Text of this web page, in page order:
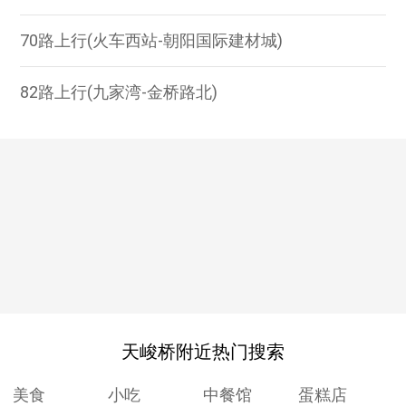
70路上行(火车西站-朝阳国际建材城)
82路上行(九家湾-金桥路北)
天峻桥附近热门搜索
美食 小吃 中餐馆
蛋糕店